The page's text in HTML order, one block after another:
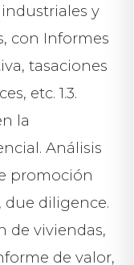
y
con Informes
tasaciones
etc. 1.3.
la
Análisis
promoción
due diligence.
de viviendas,
de valor,